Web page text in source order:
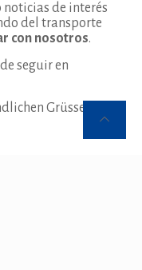
de interés
del transporte
con nosotros.
seguir en
Grüssen,